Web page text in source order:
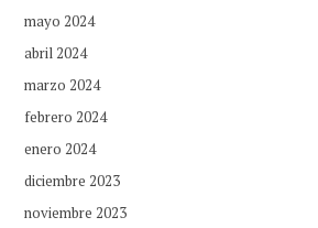
mayo 2024
abril 2024
marzo 2024
febrero 2024
enero 2024
diciembre 2023
noviembre 2023